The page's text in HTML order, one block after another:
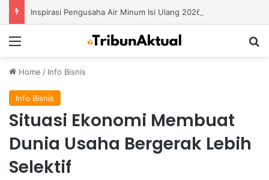
Home / Info Bisnis
Info Bisnis
Situasi Ekonomi Membuat
Dunia Usaha Bergerak Lebih
Selektif